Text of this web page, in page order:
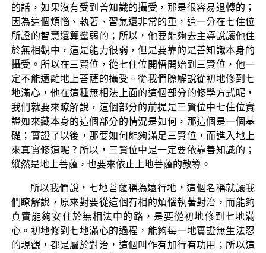
的話，如果沒有受到善知識的攝受，那是很容易退轉的；
因為這個煩惱、執著、習氣還非常的重，這一分在七住位
所證的智慧還算蠻弱的；所以，他要能夠去主導說讓他住
於無相觀中，這是能力很弱，但是要靠的是善知識本身的
攝受。所以在三賢位，從七住位開悟開始到三賢位，他一
定不能遠離地上菩薩的攝受。從我們瞭解說從初地修到七
地滿心，他在這種無相法上面的這個部分的修學方式呢，
我們就要來瞭解說，這個部分的前提是三賢位中七住位實
證如來藏本身的這個部分的情況是如何，那這個是一個基
礎；實證了以後，那要如何能夠滿足三賢位，而進入地上
來真實修道呢？所以，三賢位中是一定要依靠善知識的；
縱然是地上菩薩，也要來依止上地菩薩的教導。
所以我們說，七地菩薩稱為遠行地，這個名稱就讓我
們瞭解說，原來對要從這個有相的煩惱執著對治，而能夠
真實能夠安住於無相法中的路，是要從初地修到七地滿
心。初地修到七地滿心的過程，能夠每一地實證無生法忍
的現觀，都是屬於對治，這個叫作有加行有功用；所以這